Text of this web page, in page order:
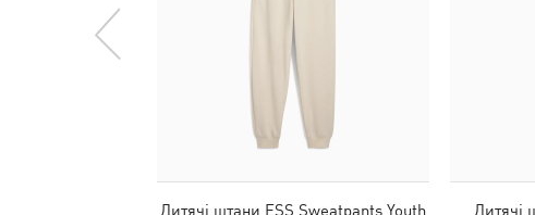
Дитячі штани ESS Sweatpants Youth
Дитячі